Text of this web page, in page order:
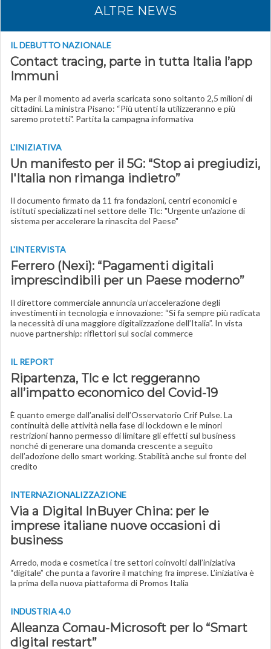
ALTRE NEWS
IL DEBUTTO NAZIONALE
Contact tracing, parte in tutta Italia l’app
Immuni
Ma per il momento ad averla scaricata sono soltanto 2,5 milioni di
cittadini. La ministra Pisano: “Più utenti la utilizzeranno e più
saremo protetti". Partita la campagna informativa
L'INIZIATIVA
Un manifesto per il 5G: “Stop ai pregiudizi,
l'Italia non rimanga indietro”
Il documento firmato da 11 fra fondazioni, centri economici e
istituti specializzati nel settore delle Tlc: "Urgente un'azione di
sistema per accelerare la rinascita del Paese"
L'INTERVISTA
Ferrero (Nexi): “Pagamenti digitali
imprescindibili per un Paese moderno”
Il direttore commerciale annuncia un’accelerazione degli
investimenti in tecnologia e innovazione: “Si fa sempre più radicata
la necessità di una maggiore digitalizzazione dell’Italia”. In vista
nuove partnership: riflettori sul social commerce
IL REPORT
Ripartenza, Tlc e Ict reggeranno
all’impatto economico del Covid-19
È quanto emerge dall’analisi dell’Osservatorio Crif Pulse. La
continuità delle attività nella fase di lockdown e le minori
restrizioni hanno permesso di limitare gli effetti sul business
nonché di generare una domanda crescente a seguito
dell’adozione dello smart working. Stabilità anche sul fronte del
credito
INTERNAZIONALIZZAZIONE
Via a Digital InBuyer China: per le
imprese italiane nuove occasioni di
business
Arredo, moda e cosmetica i tre settori coinvolti dall’iniziativa
“digitale” che punta a favorire il matching fra imprese. L’iniziativa è
la prima della nuova piattaforma di Promos Italia
INDUSTRIA 4­.0
Alleanza Comau-Microsoft per lo “Smart
digital restart”